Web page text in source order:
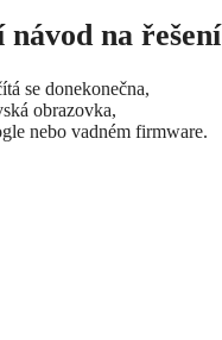
na řešení
se donekonečna,
obrazovka,
nebo vadném firmware.